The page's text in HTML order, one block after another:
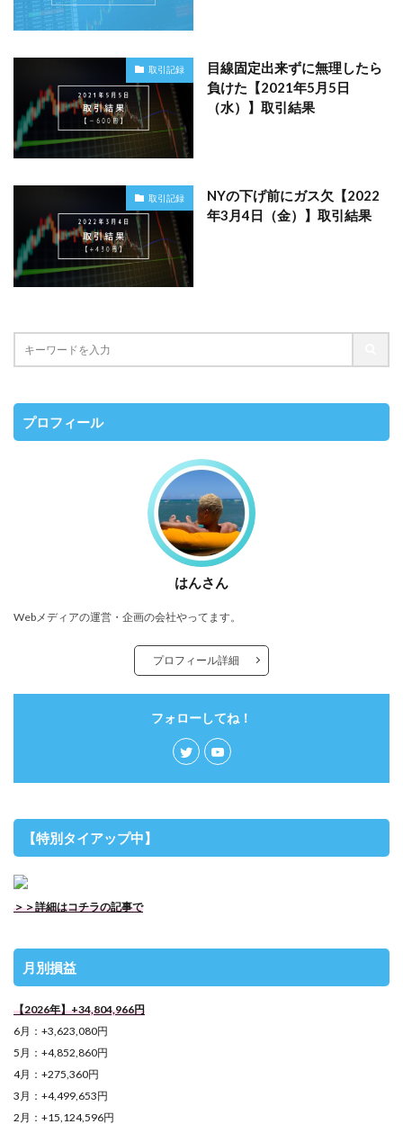
取引記録
目線固定出来ずに無理したら
負けた【2021年5月5日
（水）】取引結果
取引記録
NYの下げ前にガス欠【2022
年3月4日（金）】取引結果
プロフィール
はんさん
Webメディアの運営・企画の会社やってます。
プロフィール詳細
フォローしてね！
【特別タイアップ中】
＞＞詳細はコチラの記事で
月別損益
【2026年】+34,804,966円
6月：+3,623,080円
5月：+4,852,860円
4月：+275,360円
3月：+4,499,653円
2月：+15,124,596円